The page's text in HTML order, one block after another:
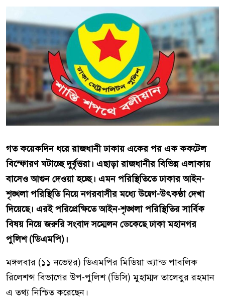
গত কয়েকদিন ধরে রাজধানী ঢাকায় একের পর এক ককটেল
বিস্ফোরণ ঘটাচ্ছে দুর্বৃত্তরা। এছাড়া রাজধানীর বিভিন্ন এলাকায়
বাসেও আগুন দেওয়া হচ্ছে। এমন পরিস্থিতিতে ঢাকার আইন-
শৃঙ্খলা পরিস্থিতি নিয়ে নগরবাসীর মধ্যে উদ্বেগ-উৎকণ্ঠা দেখা
দিয়েছে। এরই পরিপ্রেক্ষিতে আইন-শৃঙ্খলা পরিস্থিতির সার্বিক
বিষয় নিয়ে জরুরি সংবাদ সম্মেলন ডেকেছে ঢাকা মহানগর
পুলিশ (ডিএমপি)।
মঙ্গলবার (১১ নভেম্বর) ডিএমপির মিডিয়া অ্যান্ড পাবলিক
রিলেশন্স বিভাগের উপ-পুলিশ (ডিসি) মুহাম্মদ তালেবুর রহমান
এ তথ্য নিশ্চিত করেছেন।